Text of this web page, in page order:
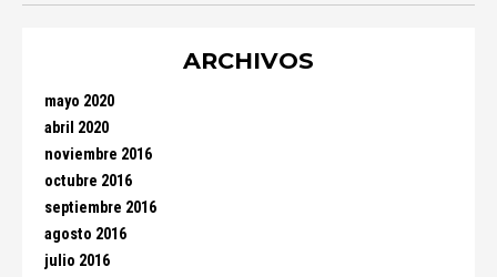
ARCHIVOS
mayo 2020
abril 2020
noviembre 2016
octubre 2016
septiembre 2016
agosto 2016
julio 2016